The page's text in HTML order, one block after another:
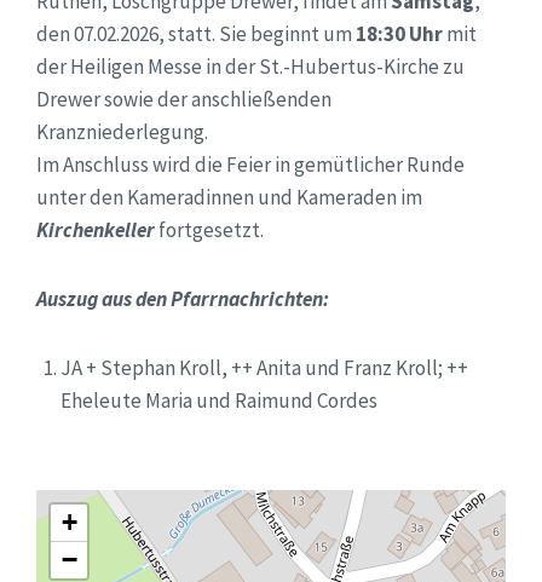
den 07.02.2026, statt. Sie beginnt um 18:30 Uhrmit
der Heiligen Messe in der St.-Hubertus-Kirche zu
Drewer sowie der anschließenden
Kranzniederlegung.
Im Anschluss wird die Feier in gemütlicher Runde
unter den Kameradinnen und Kameraden im
Kirchenkellerfortgesetzt.
Auszug aus den Pfarrnachrichten:
JA + Stephan Kroll, ++ Anita und Franz Kroll; ++
Eheleute Maria und Raimund Cordes
+
−